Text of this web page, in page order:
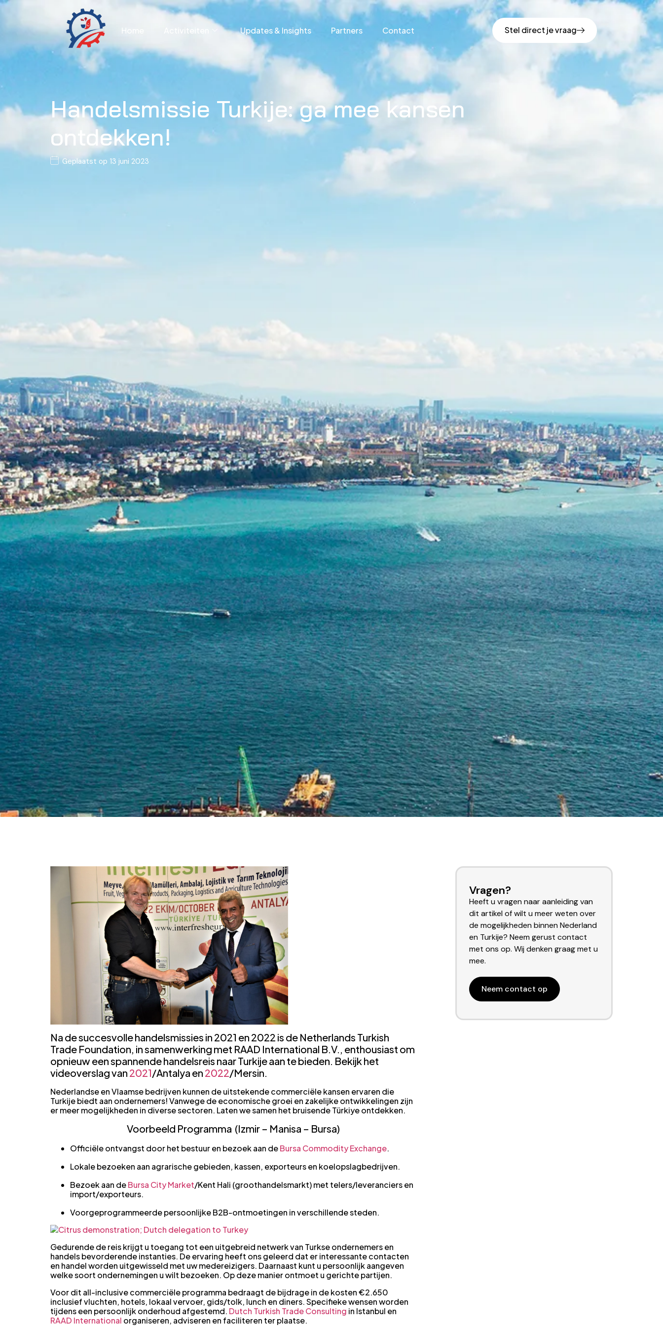
Home Activiteiten Updates & Insights Partners Contact Stel direct je vraag
Handelsmissie Turkije: ga mee kansen
ontdekken!
Geplaatst op 13 juni 2023
Na de succesvolle handelsmissies in 2021 en 2022 is de Netherlands Turkish
Trade Foundation, in samenwerking met RAAD International B.V., enthousiast om
opnieuw een spannende handelsreis naar Turkije aan te bieden. Bekijk het
videoverslag van 2021/Antalya en 2022/Mersin.
Nederlandse en Vlaamse bedrijven kunnen de uitstekende commerciële kansen ervaren die
Turkije biedt aan ondernemers! Vanwege de economische groei en zakelijke ontwikkelingen zijn
er meer mogelijkheden in diverse sectoren. Laten we samen het bruisende Türkiye ontdekken.
Voorbeeld Programma (Izmir – Manisa – Bursa)
Officiële ontvangst door het bestuur en bezoek aan deBursa Commodity Exchange.
Lokale bezoeken aan agrarische gebieden, kassen, exporteurs en koelopslagbedrijven.
Bezoek aan deBursa City Market/Kent Hali (groothandelsmarkt) met telers/leveranciers en
import/exporteurs.
Voorgeprogrammeerde persoonlijke B2B-ontmoetingen in verschillende steden.
Gedurende de reis krijgt u toegang tot een uitgebreid netwerk van Turkse ondernemers en
handels bevorderende instanties. De ervaring heeft ons geleerd dat er interessante contacten
en handel worden uitgewisseld met uw medereizigers. Daarnaast kunt u persoonlijk aangeven
welke soort ondernemingen u wilt bezoeken. Op deze manier ontmoet u gerichte partijen.
Voor dit all-inclusive commerciële programma bedraagt de bijdrage in de kosten €2.650
inclusief vluchten, hotels, lokaal vervoer, gids/tolk, lunch en diners. Specifieke wensen worden
tijdens een persoonlijk onderhoud afgestemd. Dutch Turkish Trade Consulting in Istanbul en
RAAD International organiseren, adviseren en faciliteren ter plaatse.
Vragen?
Heeft u vragen naar aanleiding van
dit artikel of wilt u meer weten over
de mogelijkheden binnen Nederland
en Turkije? Neem gerust contact
met ons op. Wij denken graag met u
mee.
Neem contact op